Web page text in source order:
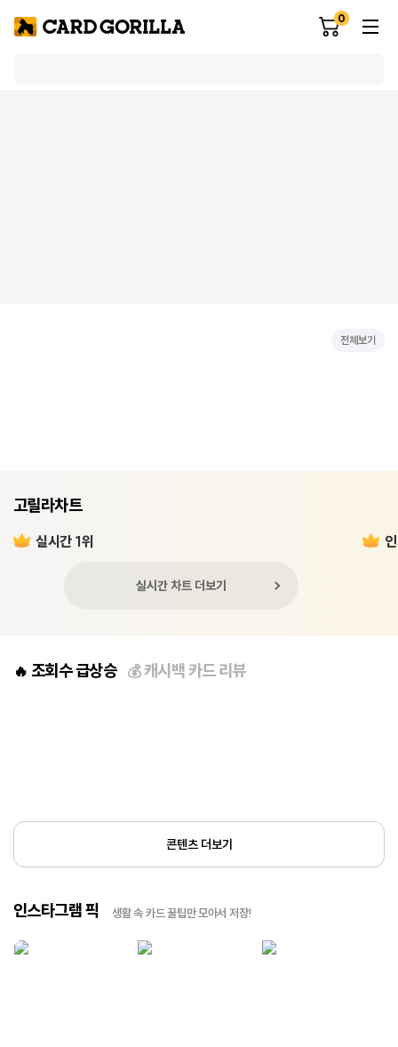
0
전체보기
고릴라차트
실시간 1위
실시간 차트 더보기
🔥 조회수 급상승 💰캐시백 카드 리뷰
콘텐츠 더보기
인스타그램 픽 생활 속 카드 꿀팁만 모아서 저장!